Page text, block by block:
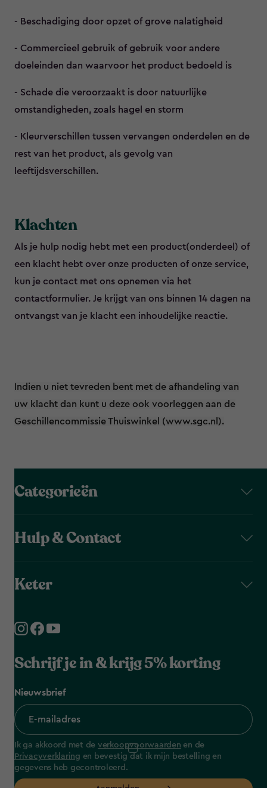
- Beschadiging door opzet of grove nalatigheid
- Commercieel gebruik of gebruik voor andere
doeleinden dan waarvoor het product bedoeld is
- Schade die veroorzaakt is door natuurlijke
omstandigheden, zoals hagel en storm
- Kleurverschillen tussen vervangen onderdelen en de
rest van het product, als gevolg van
leeftijdsverschillen.
Klachten
Als je hulp nodig hebt met een product(onderdeel) of
een klacht hebt over onze producten of onze service,
kun je contact met ons opnemen via het
contactformulier. Je krijgt van ons binnen 14 dagen na
ontvangst van je klacht een inhoudelijke reactie.
Indien u niet tevreden bent met de afhandeling van
uw klacht dan kunt u deze ook voorleggen aan de
Geschillencommissie Thuiswinkel (www.sgc.nl).
Categorieën
Hulp & Contact
Keter
Schrijf je in & krijg 5% korting
Nieuwsbrief
Ik ga akkoord met de verkoopvoorwaarden en de
Privacyverklaring en bevestig dat ik mijn bestelling en
gegevens heb gecontroleerd.